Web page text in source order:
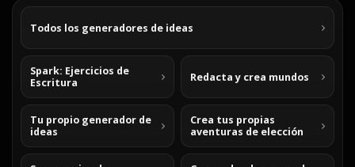
Todos los generadores de ideas
Spark: Ejercicios de
Escritura
Redacta y crea mundos
Tu propio generador de
ideas
Crea tus propias
aventuras de elección